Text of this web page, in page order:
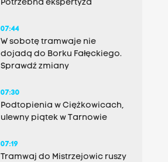
Potrzebna ekspertyza
07:44
W sobotę tramwaje nie
dojadą do Borku Fałęckiego.
Sprawdź zmiany
07:30
Podtopienia w Ciężkowicach,
ulewny piątek w Tarnowie
07:19
Tramwaj do Mistrzejowic ruszy